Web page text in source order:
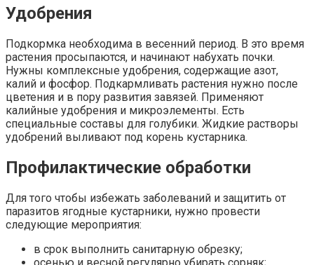
Удобрения
Подкормка необходима в весенний период. В это время
растения просыпаются, и начинают набухать почки.
Нужны комплексные удобрения, содержащие азот,
калий и фосфор. Подкармливать растения нужно после
цветения и в пору развития завязей. Применяют
калийные удобрения и микроэлементы. Есть
специальные составы для голубики. Жидкие растворы
удобрений выливают под корень кустарника.
Профилактические обработки
Для того чтобы избежать заболеваний и защитить от
паразитов ягодные кустарники, нужно провести
следующие мероприятия:
в срок выполнить санитарную обрезку;
осенью и весной регулярно убирать сорняк;